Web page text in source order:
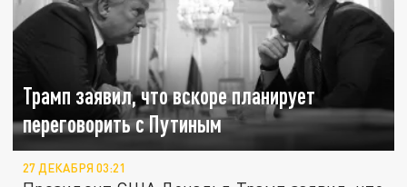
Трамп заявил, что вскоре планирует
переговорить с Путиным
27 ДЕКАБРЯ 03:21